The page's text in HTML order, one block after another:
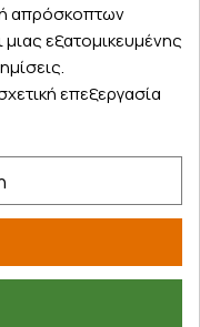
απρόσκοπτων
μιας εξατομικευμένης
επεξεργασία